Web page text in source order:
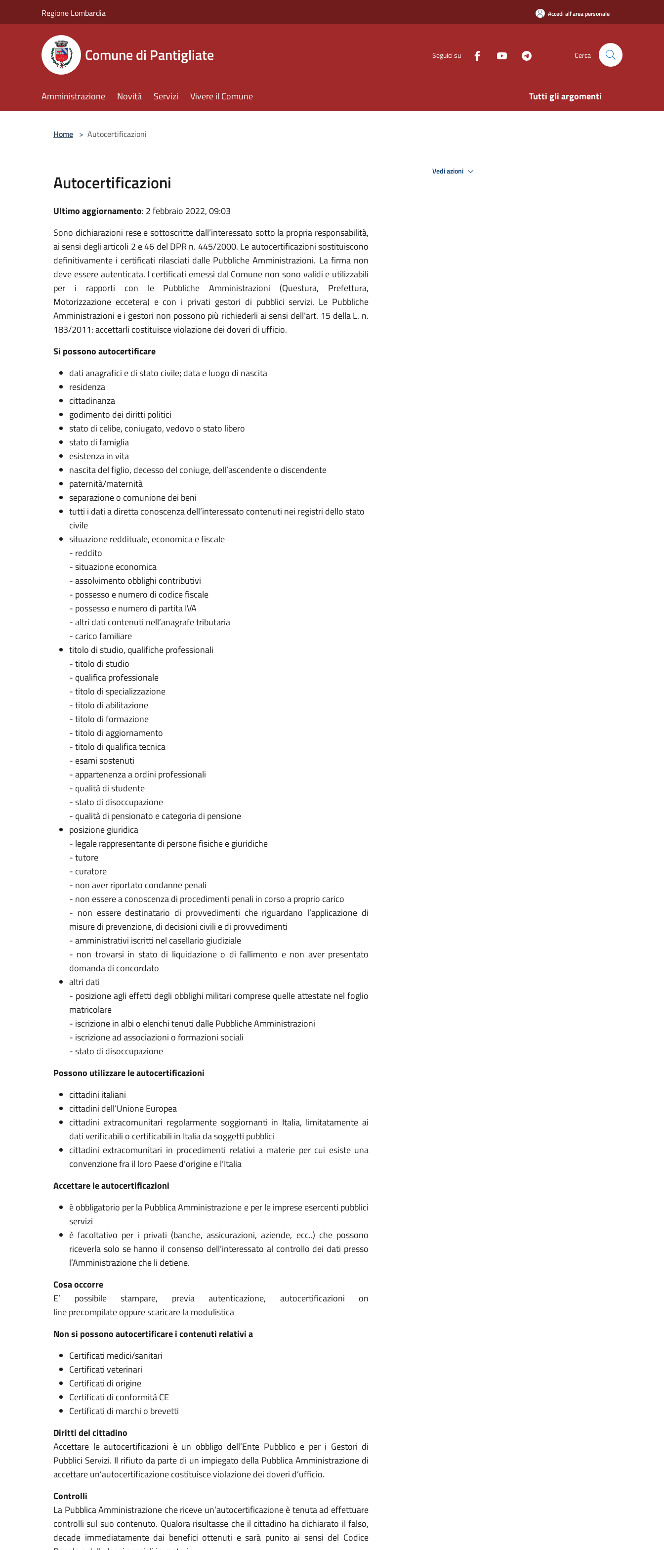
Regione Lombardia Accedi all'area personale
Comune di Pantigliate Seguici su Cerca
Amministrazione Novità Servizi Vivere il Comune Tutti gli argomenti
Home > Autocertificazioni
Autocertificazioni
Ultimo aggiornamento: 2 febbraio 2022, 09:03
Sono dichiarazioni rese e sottoscritte dall’interessato sotto la propria responsabilità,
ai sensi degli articoli 2 e 46 del DPR n. 445/2000. Le autocertificazioni sostituiscono
definitivamente i certificati rilasciati dalle Pubbliche Amministrazioni. La firma non
deve essere autenticata. I certificati emessi dal Comune non sono validi e utilizzabili
per i rapporti con le Pubbliche Amministrazioni (Questura, Prefettura,
Motorizzazione eccetera) e con i privati gestori di pubblici servizi. Le Pubbliche
Amministrazioni e i gestori non possono più richiederli ai sensi dell’art. 15 della L. n.
183/2011: accettarli costituisce violazione dei doveri di ufficio.
Si possono autocertificare
dati anagrafici e di stato civile; data e luogo di nascita
residenza
cittadinanza
godimento dei diritti politici
stato di celibe, coniugato, vedovo o stato libero
stato di famiglia
esistenza in vita
nascita del figlio, decesso del coniuge, dell’ascendente o discendente
paternità/maternità
separazione o comunione dei beni
tutti i dati a diretta conoscenza dell’interessato contenuti nei registri dello stato
civile
situazione reddituale, economica e fiscale
- reddito
- situazione economica
- assolvimento obblighi contributivi
- possesso e numero di codice fiscale
- possesso e numero di partita IVA
- altri dati contenuti nell’anagrafe tributaria
- carico familiare
titolo di studio, qualifiche professionali
- titolo di studio
- qualifica professionale
- titolo di specializzazione
- titolo di abilitazione
- titolo di formazione
- titolo di aggiornamento
- titolo di qualifica tecnica
- esami sostenuti
- appartenenza a ordini professionali
- qualità di studente
- stato di disoccupazione
- qualità di pensionato e categoria di pensione
posizione giuridica
- legale rappresentante di persone fisiche e giuridiche
- tutore
- curatore
- non aver riportato condanne penali
- non essere a conoscenza di procedimenti penali in corso a proprio carico
- non essere destinatario di provvedimenti che riguardano l’applicazione di
misure di prevenzione, di decisioni civili e di provvedimenti
- amministrativi iscritti nel casellario giudiziale
- non trovarsi in stato di liquidazione o di fallimento e non aver presentato
domanda di concordato
altri dati
- posizione agli effetti degli obblighi militari comprese quelle attestate nel foglio
matricolare
- iscrizione in albi o elenchi tenuti dalle Pubbliche Amministrazioni
- iscrizione ad associazioni o formazioni sociali
- stato di disoccupazione
Possono utilizzare le autocertificazioni
cittadini italiani
cittadini dell’Unione Europea
cittadini extracomunitari regolarmente soggiornanti in Italia, limitatamente ai
dati verificabili o certificabili in Italia da soggetti pubblici
cittadini extracomunitari in procedimenti relativi a materie per cui esiste una
convenzione fra il loro Paese d’origine e l’Italia
Accettare le autocertificazioni
è obbligatorio per la Pubblica Amministrazione e per le imprese esercenti pubblici
servizi
è facoltativo per i privati (banche, assicurazioni, aziende, ecc..) che possono
riceverla solo se hanno il consenso dell’interessato al controllo dei dati presso
l’Amministrazione che li detiene.
Cosa occorre
E’ possibile stampare, previa autenticazione, autocertificazioni on
line precompilate oppure scaricare la modulistica
Non si possono autocertificare i contenuti relativi a
Certificati medici/sanitari
Certificati veterinari
Certificati di origine
Certificati di conformità CE
Certificati di marchi o brevetti
Diritti del cittadino
Accettare le autocertificazioni è un obbligo dell’Ente Pubblico e per i Gestori di
Pubblici Servizi. Il rifiuto da parte di un impiegato della Pubblica Amministrazione di
accettare un’autocertificazione costituisce violazione dei doveri d’ufficio.
Controlli
La Pubblica Amministrazione che riceve un’autocertificazione è tenuta ad effettuare
controlli sul suo contenuto. Qualora risultasse che il cittadino ha dichiarato il falso,
decade immediatamente dai benefici ottenuti e sarà punito ai sensi del Codice
Vedi azioni